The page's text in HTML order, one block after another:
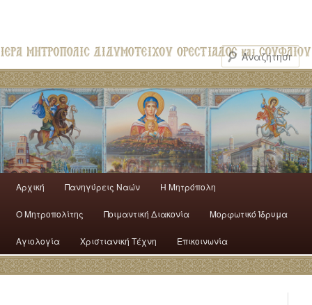
Αρχική Πανηγύρεις Ναών H Mητρόπολη
Ο Mητροπολίτης Ποιμαντική Διακονία Μορφωτικό Ίδρυμα
Αγιολογία Χριστιανική Τέχνη Επικοινωνία